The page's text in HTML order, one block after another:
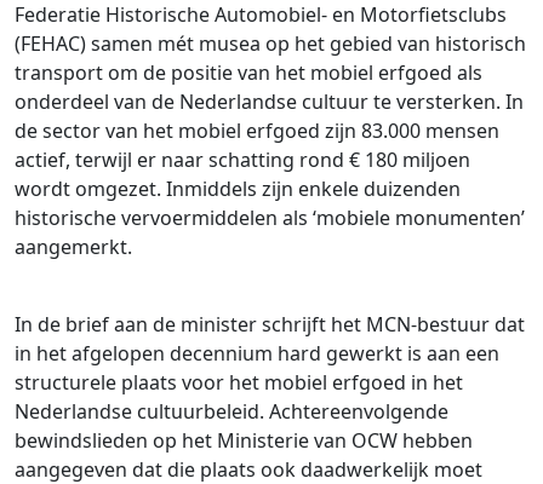
Federatie Historische Automobiel- en Motorfietsclubs
(FEHAC) samen mét musea op het gebied van historisch
transport om de positie van het mobiel erfgoed als
onderdeel van de Nederlandse cultuur te versterken. In
de sector van het mobiel erfgoed zijn 83.000 mensen
actief, terwijl er naar schatting rond € 180 miljoen
wordt omgezet. Inmiddels zijn enkele duizenden
historische vervoermiddelen als ‘mobiele monumenten’
aangemerkt.
In de brief aan de minister schrijft het MCN-bestuur dat
in het afgelopen decennium hard gewerkt is aan een
structurele plaats voor het mobiel erfgoed in het
Nederlandse cultuurbeleid. Achtereenvolgende
bewindslieden op het Ministerie van OCW hebben
aangegeven dat die plaats ook daadwerkelijk moet